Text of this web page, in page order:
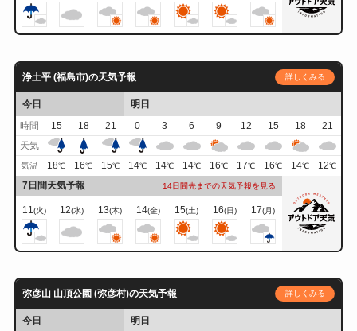
浄土平 (福島市)の天気予報 詳しくみる
今日
明日
時間
15 18 21 0 3 6 9 12 15 18
21
天気
気温 18℃ 16℃ 15℃ 14℃ 14℃ 14℃ 16℃ 17℃ 16℃ 14℃ 12℃
7日間天気予報 14日間先までの天気予報を見る
11(火) 12(水) 13(木) 14(金) 15(土) 16(日) 17(月)
弥彦山 山頂公園 (弥彦村)の天気予報 詳しくみる
今日
明日